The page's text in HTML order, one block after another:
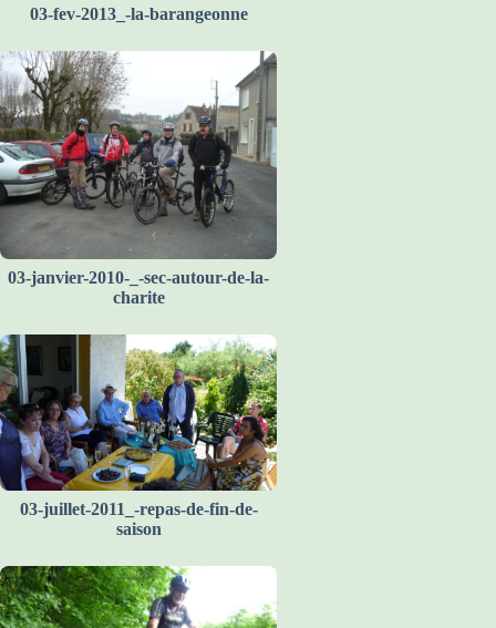
03-fev-2013_-la-barangeonne
03-janvier-2010-_-sec-autour-de-la-
charite
03-juillet-2011_-repas-de-fin-de-
saison